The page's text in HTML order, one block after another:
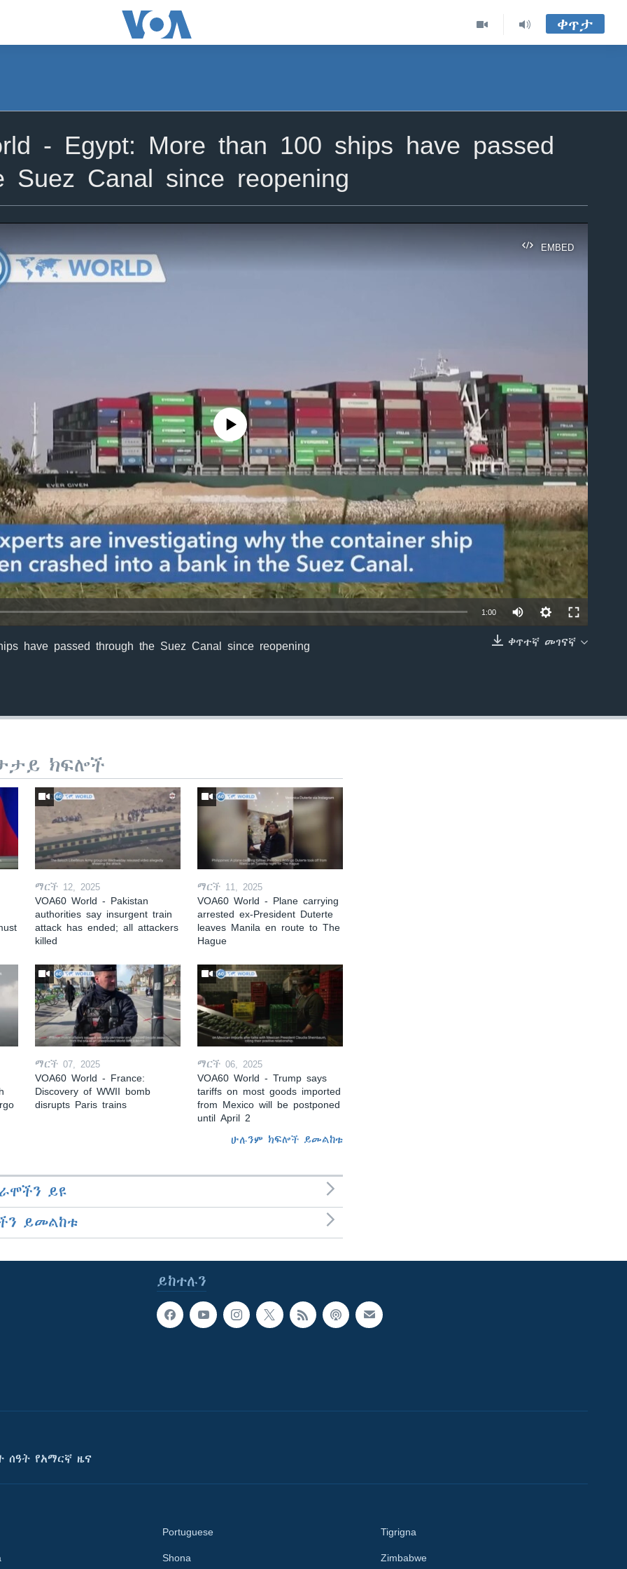
ቀጥታ
- Egypt: More than 100 ships have passed
Suez Canal since reopening
EMBED
EMBED
No media source currently available
1:00
ቀጥተኛ መገናኛ
have passed through the Suez Canal since reopening
ክፍሎች
ማርች 12, 2025
VOA60 World - Pakistan
authorities say insurgent train
attack has ended; all attackers
killed
ማርች 11, 2025
VOA60 World - Plane carrying
arrested ex-President Duterte
leaves Manila en route to The
Hague
ማርች 07, 2025
VOA60 World - France:
Discovery of WWII bomb
disrupts Paris trains
ማርች 06, 2025
VOA60 World - Trump says
tariffs on most goods imported
from Mexico will be postponed
until April 2
ሁሉንም ክፍሎች ይመልከቱ
ይዩ
ይመልከቱ
ይከተሉን
ሰዓት የአማርኛ ዜና
Portuguese
Shona
Tigrigna
Zimbabwe